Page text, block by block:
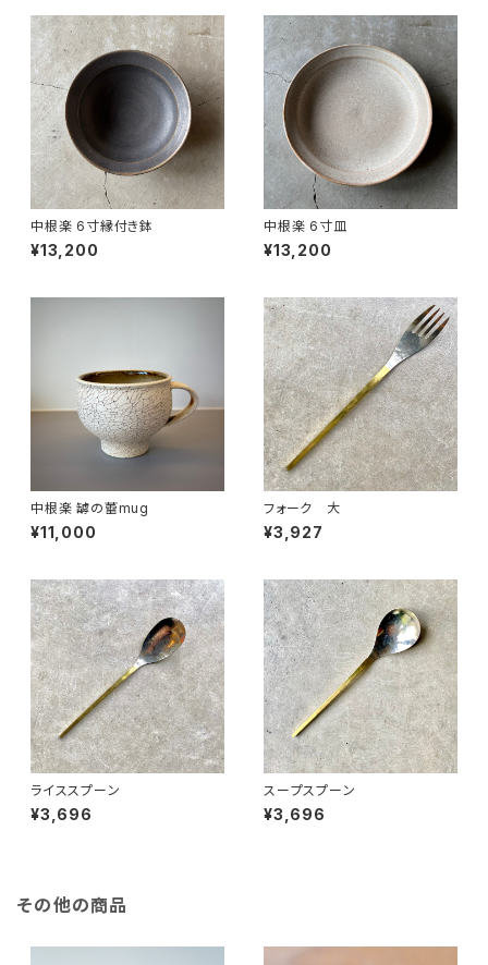
中根楽 6寸縁付き鉢
¥13,200
中根楽 6寸皿
¥13,200
中根楽 罅の蕾mug
¥11,000
フォーク 大
¥3,927
ライススプーン
¥3,696
スープスプーン
¥3,696
その他の商品